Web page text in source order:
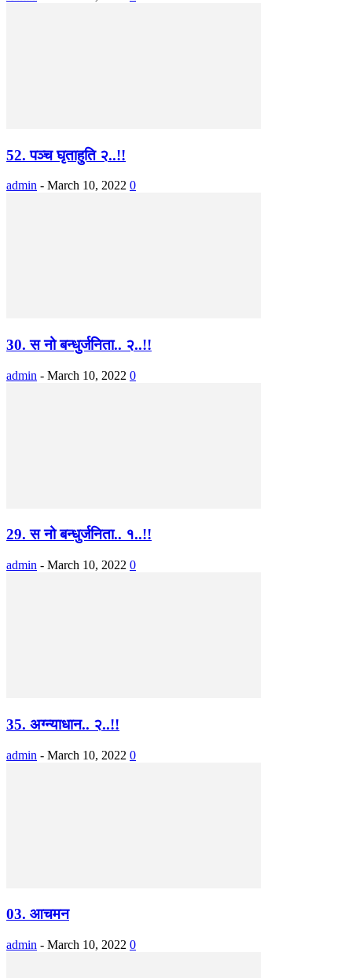
52. पञ्च घृताहुति २..!!
admin - March 10, 2022 0
30. स नो बन्धुर्जनिता.. २..!!
admin - March 10, 2022 0
29. स नो बन्धुर्जनिता.. १..!!
admin - March 10, 2022 0
35. अग्न्याधान.. २..!!
admin - March 10, 2022 0
03. आचमन
admin - March 10, 2022 0